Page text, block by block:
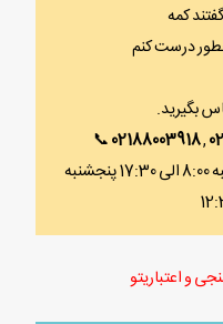
کمه
درست کنم
بگیرید.
,
02188003918
📞
ساعت پاسخگویی شنبه تا چهارشنبه 8:00 الی 17:30 پنجشنبه
و اعتباریتو